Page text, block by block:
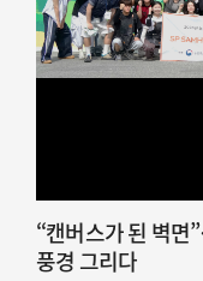
“캔버스가 된 벽면
풍경 그리다